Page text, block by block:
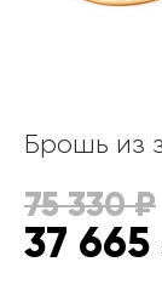
Брошь из
75 330₽
37 665